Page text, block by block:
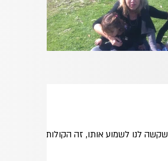
לנו לשמוע אותו, זה הקולות